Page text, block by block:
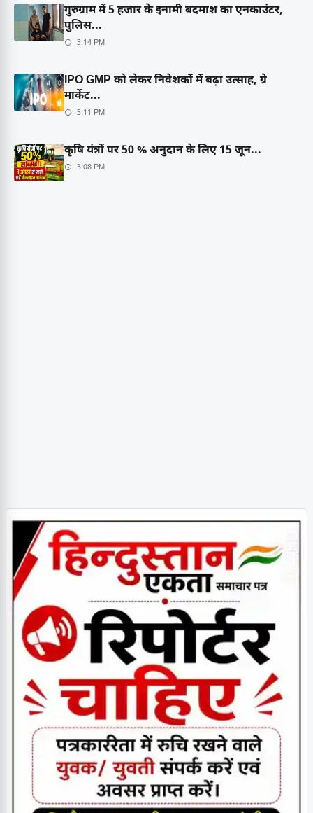
गुरुग्राम में 5 हजार के इनामी बदमाश का एनकाउंटर,
पुलिस...
3:14 PM
IPO GMP को लेकर निवेशकों में बढ़ा उत्साह, ग्रे
मार्केट...
3:11 PM
कृषि यंत्रों पर 50 % अनुदान के लिए 15 जून...
3:08 PM